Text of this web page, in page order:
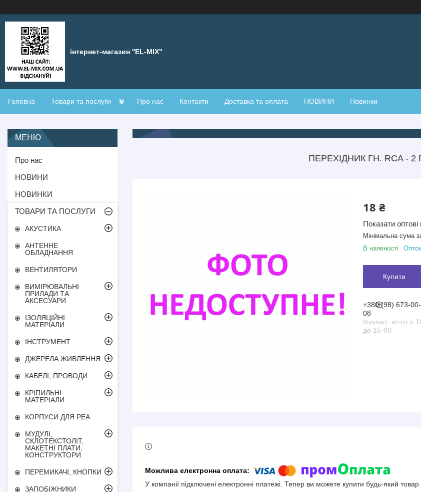
інтернет-магазин ''EL-MIX"
Головна Товари та послуги Про нас Контакти Доставка та оплата НОВИНИ Новинки
ПЕРЕХІДНИК ГН. RCA - 2
18 ₴
Показати оптові
Мінімальна сума
В наявності
Купити
+380 (98) 673-00-
08
Kyivstar
вт-пт с
до 15-00
У компанії підключені електронні платежі. Тепер ви можете купити будь-який
Про нас
НОВИНИ
НОВИНКИ
ТОВАРИ ТА ПОСЛУГИ
АКУСТИКА
АНТЕННЕ
ОБЛАДНАННЯ
ВЕНТИЛЯТОРИ
ВИМІРЮВАЛЬНІ
ПРИЛАДИ ТА
АКСЕСУАРИ
ІЗОЛЯЦІЙНІ
МАТЕРІАЛИ
ІНСТРУМЕНТ
ДЖЕРЕЛА ЖИВЛЕННЯ
КАБЕЛІ, ПРОВОДИ
КРІПИЛЬНІ
МАТЕРІАЛИ
КОРПУСИ ДЛЯ РЕА
МУДУЛІ,
СКЛОТЕКСТОЛІТ,
МАКЕТНІ ПЛАТИ,
КОНСТРУКТОРИ
ПЕРЕМИКАЧІ, КНОПКИ
ЗАПОБІЖНИКИ